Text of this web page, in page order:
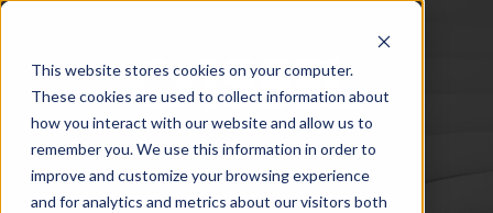
This website stores cookies on your computer.
These cookies are used to collect information about
how you interact with our website and allow us to
remember you. We use this information in order to
improve and customize your browsing experience
and for analytics and metrics about our visitors both